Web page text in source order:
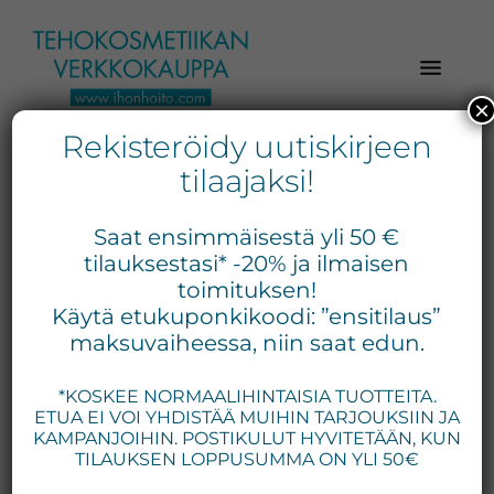
pääsisältöön
ensisijaiseen
sivupalkkiin
alatunnisteeseen
Ihonhoito.com
Kosmetiikan
verkkokauppa
Tilaa
tänään
Verkkokaupasta
tuotteet:
Exuviance,
Medik8,
Priori,
Bion,
Gernétic,
acnerosacea
Näytetään ainoa tulos
Rekisteröidy uutiskirjeen
tilaajaksi!
Saat ensimmäisestä yli 50 €
tilauksestasi* -20% ja ilmaisen
toimituksen!
Käytä etukuponkikoodi: ”ensitilaus”
maksuvaiheessa, niin saat edun.
*KOSKEE NORMAALIHINTAISIA TUOTTEITA.
ETUA EI VOI YHDISTÄÄ MUIHIN TARJOUKSIIN JA
KAMPANJOIHIN. POSTIKULUT HYVITETÄÄN, KUN
TILAUKSEN LOPPUSUMMA ON YLI 50€
×